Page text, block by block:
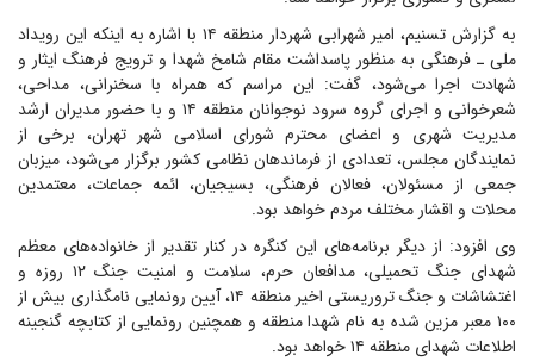
به گزارش تسنیم، امیر شهرابی شهردار منطقه ۱۴ با اشاره به اینکه این رویداد
ملی ـ فرهنگی به منظور پاسداشت مقام شامخ شهدا و ترویج فرهنگ ایثار و
شهادت اجرا می‌شود، گفت: این مراسم که همراه با سخنرانی، مداحی،
شعرخوانی و اجرای گروه سرود نوجوانان منطقه ۱۴ و با حضور مدیران ارشد
مدیریت شهری و اعضای محترم شورای اسلامی شهر تهران، برخی از
نمایندگان مجلس، تعدادی از فرماندهان نظامی کشور برگزار می‌شود، میزبان
جمعی از مسئولان، فعالان فرهنگی، بسیجیان، ائمه جماعات، معتمدین
محلات و اقشار مختلف مردم خواهد بود.
وی افزود: از دیگر برنامه‌های این کنگره در کنار تقدیر از خانواده‌های معظم
شهدای جنگ تحمیلی، مدافعان حرم، سلامت و امنیت جنگ ۱۲ روزه و
اغتشاشات و جنگ تروریستی اخیر منطقه ۱۴، آیین رونمایی نامگذاری بیش از
۱۰۰ معبر مزین شده به نام شهدا منطقه و همچنین رونمایی از کتابچه گنجینه
اطلاعات شهدای منطقه ۱۴ خواهد بود.